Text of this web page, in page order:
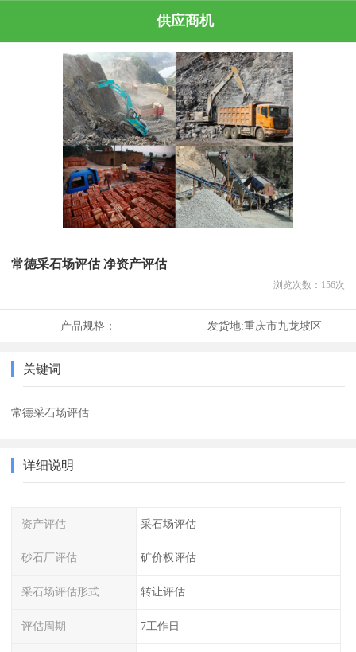
供应商机
常德采石场评估 净资产评估
浏览次数： 156次
产品规格： 发货地:重庆市九龙坡区
关键词
常德采石场评估
详细说明
资产评估 采石场评估
砂石厂评估 矿价权评估
采石场评估形式 转让评估
评估周期 7工作日